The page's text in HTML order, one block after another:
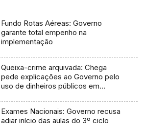
Fundo Rotas Aéreas: Governo
garante total empenho na
implementação
Queixa-crime arquivada: Chega
pede explicações ao Governo pelo
uso de dinheiros públicos em
Exames Nacionais: Governo recusa
adiar início das aulas do 3º ciclo